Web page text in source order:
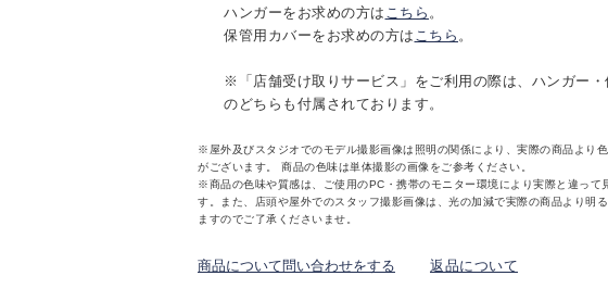
ハンガーをお求めの方は こちら 。
保管用カバーをお求めの方は こちら 。
※「店舗受け取りサービス」をご利用の際は、ハンガー・
のどちらも付属されております。
※屋外及びスタジオでのモデル撮影画像は照明の関係により、実際の商品より
がございます。 商品の色味は単体撮影の画像をご参考ください。
※商品の色味や質感は、ご使用のPC・携帯のモニター環境により実際と違って
す。また、店頭や屋外でのスタッフ撮影画像は、光の加減で実際の商品より明
ますのでご了承くださいませ。
商品について問い合わせをする 返品について